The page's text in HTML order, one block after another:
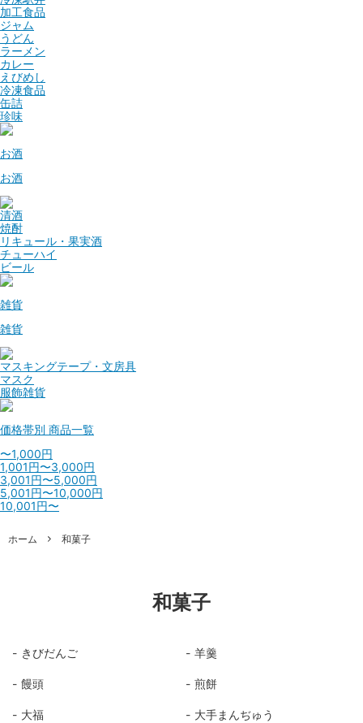
加工食品
ジャム
うどん
ラーメン
カレー
えびめし
冷凍食品
缶詰
珍味
お酒
お酒
清酒
焼酎
リキュール・果実酒
チューハイ
ビール
雑貨
雑貨
マスキングテープ・文房具
マスク
服飾雑貨
価格帯別 商品一覧
〜1,000円
1,001円〜3,000円
3,001円〜5,000円
5,001円〜10,000円
10,001円〜
ホーム 和菓子
和菓子
きびだんご 羊羹
饅頭 煎餅
大福 大手まんぢゅう